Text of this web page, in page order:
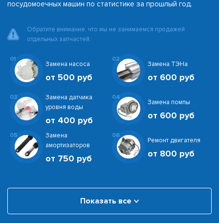
посудомоечных машин по статистике за прошлый год.
Обратите внимание, что мы не занимаемся продажей
отдельных запчастей.
01
Замена насоса
от 500 руб
02
Замена ТЭНа
от 600 руб
03
Замена датчика
уровня воды
от 400 руб
04
Замена помпы
от 600 руб
05
Замена
амортизаторов
от 750 руб
06
Ремонт двигателя
от 800 руб
Показать все